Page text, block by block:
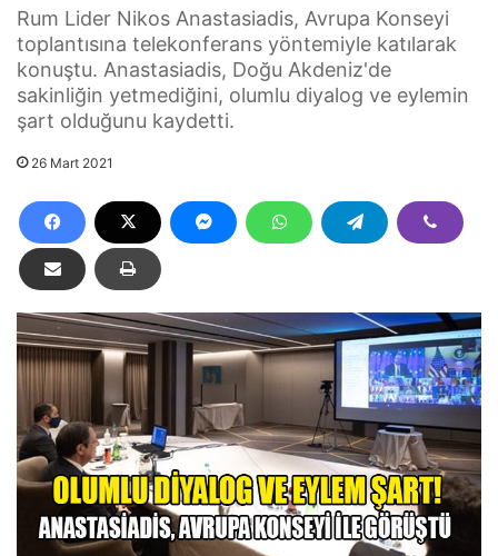
Rum Lider Nikos Anastasiadis, Avrupa Konseyi
toplantısına telekonferans yöntemiyle katılarak
konuştu. Anastasiadis, Doğu Akdeniz'de
sakinliğin yetmediğini, olumlu diyalog ve eylemin
şart olduğunu kaydetti.
26 Mart 2021